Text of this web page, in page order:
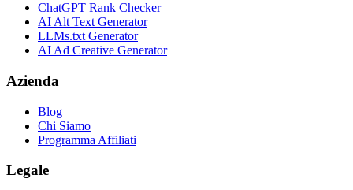
ChatGPT Rank Checker
AI Alt Text Generator
LLMs.txt Generator
AI Ad Creative Generator
Azienda
Blog
Chi Siamo
Programma Affiliati
Legale